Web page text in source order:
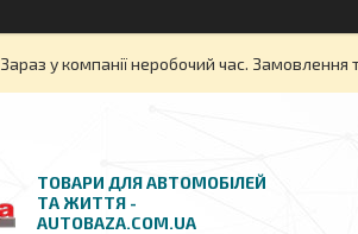
Зараз у компанії неробочий час.
ТОВАРИ ДЛЯ АВТОМОБІЛЕЙ
ТА ЖИТТЯ -
AUTOBAZA.COM.UA